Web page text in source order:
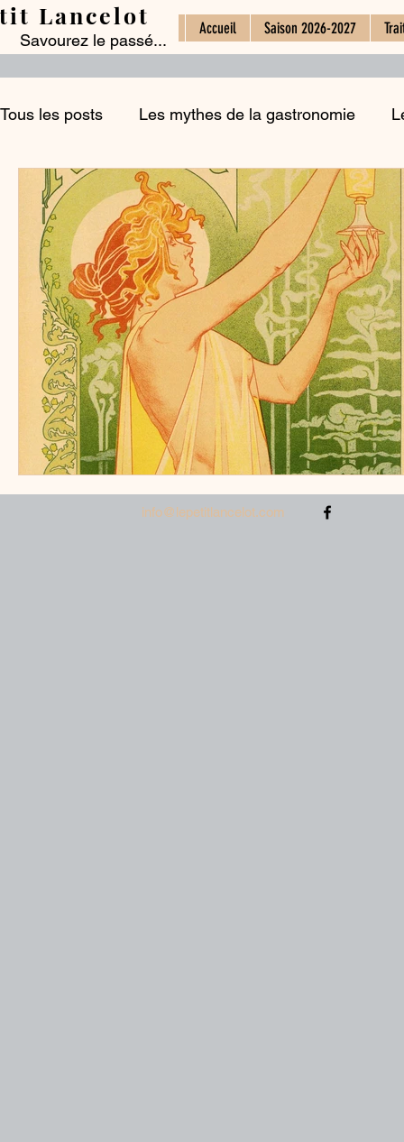
Lancelot
Savourez le passé...
Accueil Saison 2026-2027
Tous les posts Les mythes de la gastronomie
Le commerce alimentaire L'histoire des
Histoires d'ingrédients Les fêtes et la cuisine
info@lepetitlancelot.com